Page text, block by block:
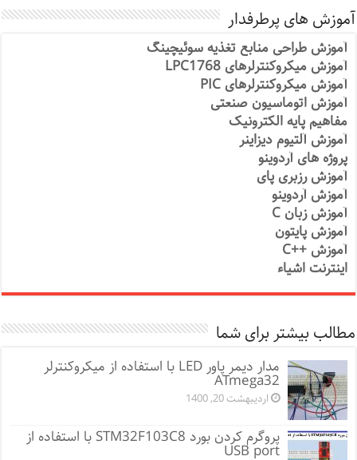
آموزش های پرطرفدار
آموزش طراحی منابع تغذیه سوئیچینگ
آموزش میکروکنترلرهای LPC1768
آموزش میکروکنترلرهای PIC
آموزش اتوماسیون صنعتی
مفاهیم پایه الکترونیک
آموزش آلتیوم دیزاینر
پروژه های آردوینو
آموزش رزبری پای
آموزش آردوینو
آموزش زبان C
آموزش پایتون
آموزش ++C
اینترنت اشیاء
مطالب بیشتر برای شما
مدار دیمر پاور LED با استفاده از میکروکنترلر
ATmega32
اردیبهشت 20, 1400
پروگرم کردن بورد STM32F103C8 با استفاده از
USB port